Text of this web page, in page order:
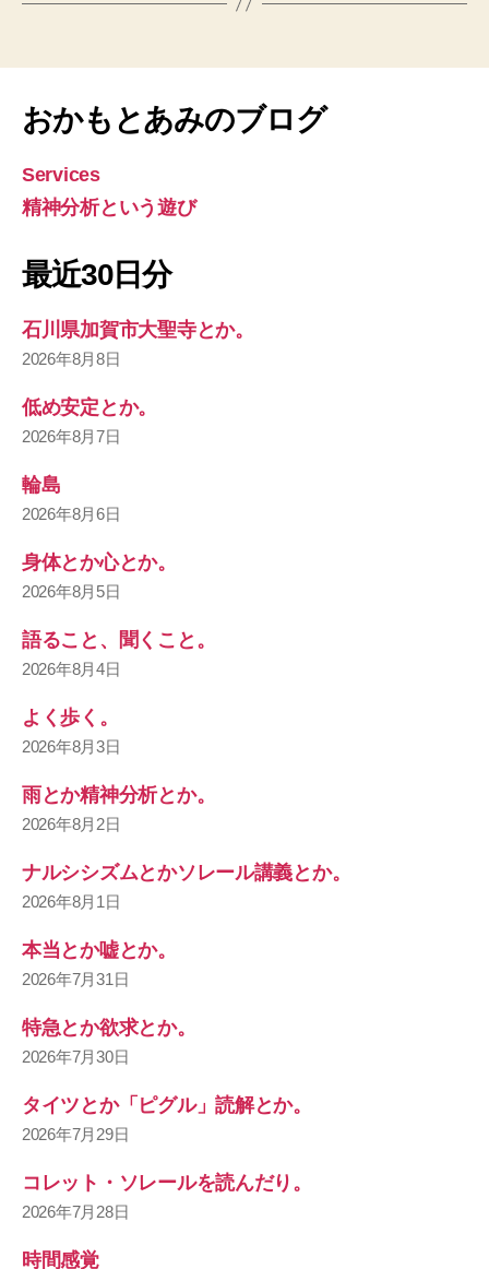
おかもとあみのブログ
Services
精神分析という遊び
最近30日分
石川県加賀市大聖寺とか。
2026年8月8日
低め安定とか。
2026年8月7日
輪島
2026年8月6日
身体とか心とか。
2026年8月5日
語ること、聞くこと。
2026年8月4日
よく歩く。
2026年8月3日
雨とか精神分析とか。
2026年8月2日
ナルシシズムとかソレール講義とか。
2026年8月1日
本当とか嘘とか。
2026年7月31日
特急とか欲求とか。
2026年7月30日
タイツとか「ピグル」読解とか。
2026年7月29日
コレット・ソレールを読んだり。
2026年7月28日
時間感覚